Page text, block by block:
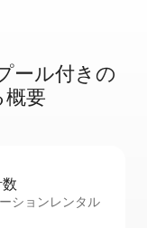
ー⁠ル⁠付⁠き⁠の
要
ションレンタル